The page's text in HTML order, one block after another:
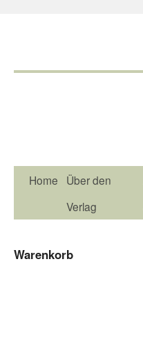
Home
Über den
Verlag
Warenkorb